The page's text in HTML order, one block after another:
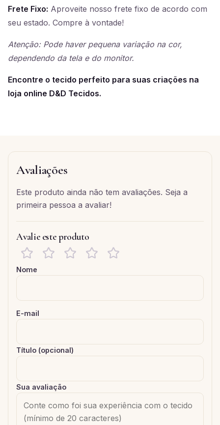
Frete Fixo: Aproveite nosso frete fixo de acordo com
seu estado. Compre à vontade!
Atenção: Pode haver pequena variação na cor,
dependendo da tela e do monitor.
Encontre o tecido perfeito para suas criações na
loja online D&D Tecidos.
Avaliações
Este produto ainda não tem avaliações. Seja a
primeira pessoa a avaliar!
Avalie este produto
Nome
E-mail
Título (opcional)
Sua avaliação